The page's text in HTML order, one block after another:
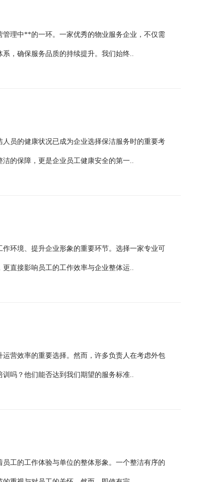
理中**的一环。一家优秀的物业服务企业，不仅需
，确保服务品质的持续提升。我们始终..
员的健康状况已成为企业选择保洁服务时的重要考
的保障，更是企业员工健康安全的第一..
环境、提升企业形象的重要环节。选择一家专业可
直接影响员工的工作效率与企业整体运..
营效率的重要选择。然而，许多负责人在考虑外包
吗？他们能否达到我们期望的服务标准..
工的工作体验与单位的整体形象。一个整洁有序的